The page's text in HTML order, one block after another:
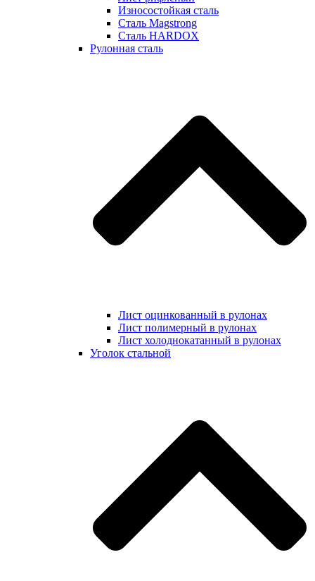
Износостойкая сталь
Сталь Magstrong
Сталь HARDOX
Рулонная сталь
Лист оцинкованный в рулонах
Лист полимерный в рулонах
Лист холоднокатанный в рулонах
Уголок стальной